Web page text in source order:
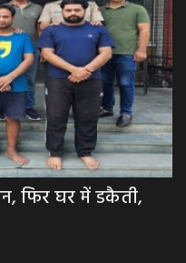
डकैती,
NEWS :